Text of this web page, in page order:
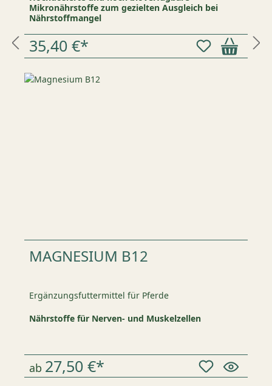
Mikronährstoffe zum gezielten Ausgleich bei
Nährstoffmangel
35,40 €*
MAGNESIUM B12
Ergänzungsfuttermittel für Pferde
Nährstoffe für Nerven- und Muskelzellen
ab 27,50 €*